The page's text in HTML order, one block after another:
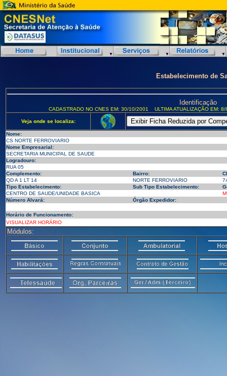
Estabelecimento de
Identificação
CADASTRADO NO CNES EM: 30/10/2001 ULTIMA ATUALIZAÇÃO EM:
Veja onde se localiza:
Nome:
CS NORTE FERROVIARIO
Nome Empresarial:
SECRETARIA MUNICIPAL DE SAUDE
Logradouro:
RUA 05
Complemento:
Bairro:
QD A 1 LT 14
NORTE FERROVIARIO
Tipo Estabelecimento:
Sub Tipo Estabelecimento:
CENTRO DE SAUDE/UNIDADE BASICA
Número Alvará:
Órgão Expedidor:
Horário de Funcionamento:
VISUALIZAR HORÁRIO
Módulos: